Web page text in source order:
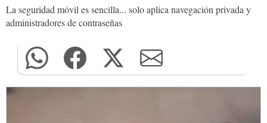
La seguridad móvil es sencilla... solo aplica navegación privada y
administradores de contraseñas